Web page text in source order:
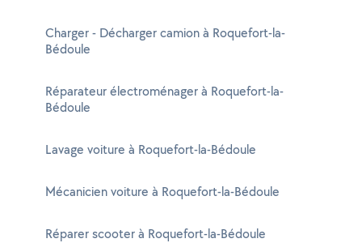
Charger - Décharger camion à Roquefort-la-
Bédoule
Réparateur électroménager à Roquefort-la-
Bédoule
Lavage voiture à Roquefort-la-Bédoule
Mécanicien voiture à Roquefort-la-Bédoule
Réparer scooter à Roquefort-la-Bédoule